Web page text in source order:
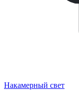
Накамерный свет